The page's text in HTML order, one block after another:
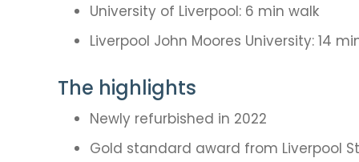
University of Liverpool: 6 min walk
Liverpool John Moores University: 14
The highlights
Newly refurbished in 2022
Gold standard award from Liverpool